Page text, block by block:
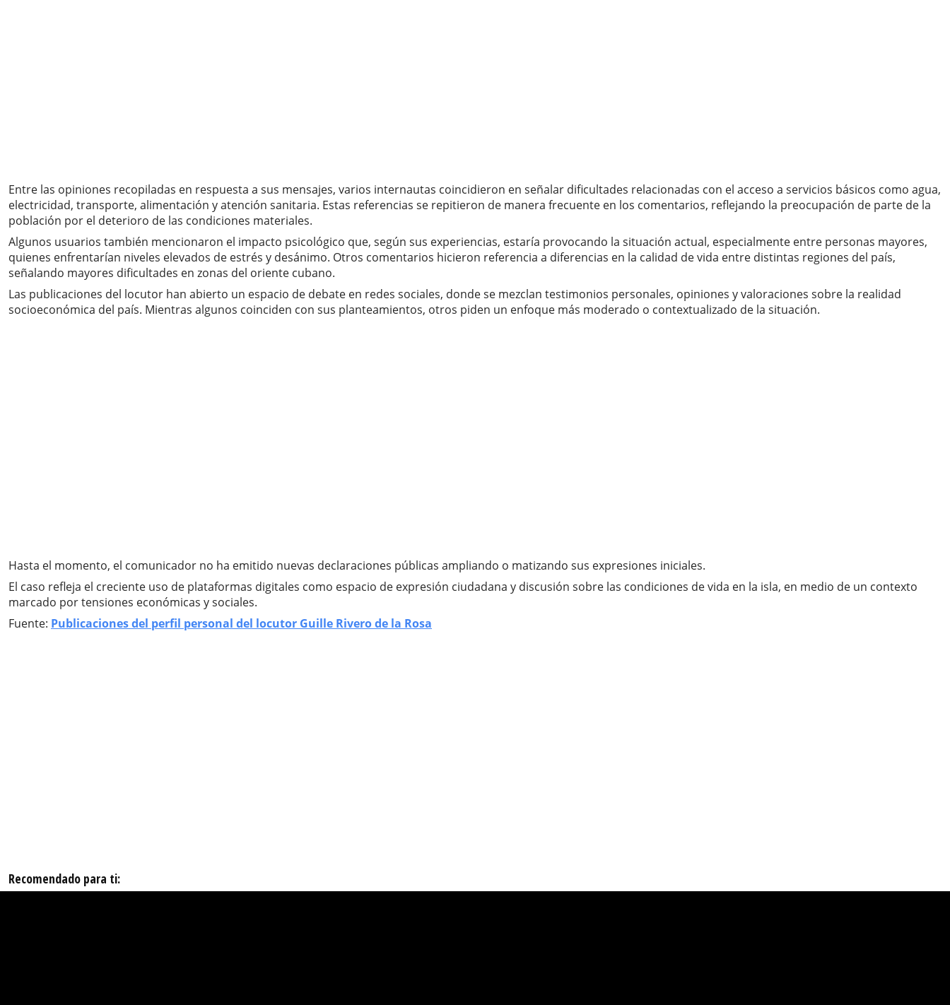
Entre las opiniones recopiladas en respuesta a sus mensajes, varios internautas coincidieron en señalar dificultades relacionadas con el acceso a servicios básicos como agua,
electricidad, transporte, alimentación y atención sanitaria. Estas referencias se repitieron de manera frecuente en los comentarios, reflejando la preocupación de parte de la
población por el deterioro de las condiciones materiales.
Algunos usuarios también mencionaron el impacto psicológico que, según sus experiencias, estaría provocando la situación actual, especialmente entre personas mayores,
quienes enfrentarían niveles elevados de estrés y desánimo. Otros comentarios hicieron referencia a diferencias en la calidad de vida entre distintas regiones del país,
señalando mayores dificultades en zonas del oriente cubano.
Las publicaciones del locutor han abierto un espacio de debate en redes sociales, donde se mezclan testimonios personales, opiniones y valoraciones sobre la realidad
socioeconómica del país. Mientras algunos coinciden con sus planteamientos, otros piden un enfoque más moderado o contextualizado de la situación.
Hasta el momento, el comunicador no ha emitido nuevas declaraciones públicas ampliando o matizando sus expresiones iniciales.
El caso refleja el creciente uso de plataformas digitales como espacio de expresión ciudadana y discusión sobre las condiciones de vida en la isla, en medio de un contexto
marcado por tensiones económicas y sociales.
Fuente: Publicaciones del perfil personal del locutor Guille Rivero de la Rosa
Recomendado para ti: